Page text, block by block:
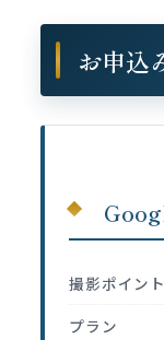
お申込
撮影ポイン
プラン